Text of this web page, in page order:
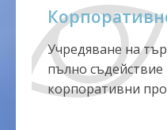
Учредяване на
пълно
корпоративни